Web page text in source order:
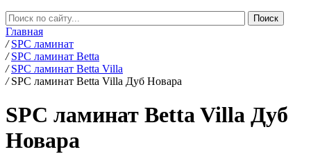
Главная
/ SPC ламинат
/ SPC ламинат Betta
/ SPC ламинат Betta Villa
/ SPC ламинат Betta Villa Дуб Новара
SPC ламинат Betta Villa Дуб
Новара